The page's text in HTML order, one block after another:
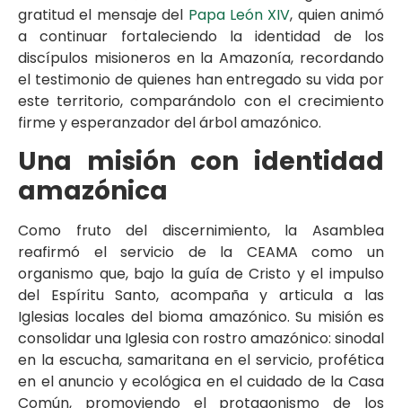
gratitud el mensaje del Papa León XIV, quien animó
a continuar fortaleciendo la identidad de los
discípulos misioneros en la Amazonía, recordando
el testimonio de quienes han entregado su vida por
este territorio, comparándolo con el crecimiento
firme y esperanzador del árbol amazónico.
Una misión con identidad
amazónica
Como fruto del discernimiento, la Asamblea
reafirmó el servicio de la CEAMA como un
organismo que, bajo la guía de Cristo y el impulso
del Espíritu Santo, acompaña y articula a las
Iglesias locales del bioma amazónico. Su misión es
consolidar una Iglesia con rostro amazónico: sinodal
en la escucha, samaritana en el servicio, profética
en el anuncio y ecológica en el cuidado de la Casa
Común, promoviendo el protagonismo de los